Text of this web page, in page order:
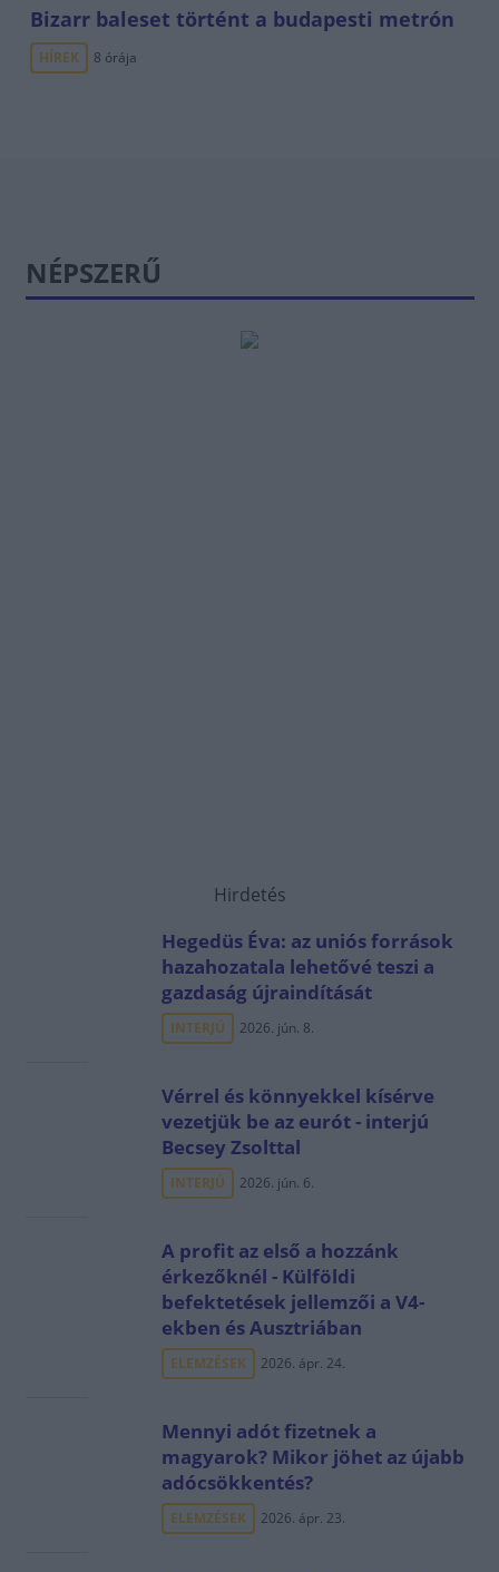
Bizarr baleset történt a budapesti metrón
HÍREK 8 órája
NÉPSZERŰ
Hirdetés
Hegedüs Éva: az uniós források
hazahozatala lehetővé teszi a
gazdaság újraindítását
INTERJÚ 2026. jún. 8.
Vérrel és könnyekkel kísérve
vezetjük be az eurót - interjú
Becsey Zsolttal
INTERJÚ 2026. jún. 6.
A profit az első a hozzánk
érkezőknél - Külföldi
befektetések jellemzői a V4-
ekben és Ausztriában
ELEMZÉSEK 2026. ápr. 24.
Mennyi adót fizetnek a
magyarok? Mikor jöhet az újabb
adócsökkentés?
ELEMZÉSEK 2026. ápr. 23.